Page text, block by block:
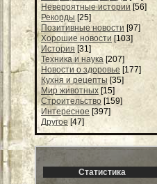
Невероятные истории [56]
Рекорды [25]
Позитивные новости [97]
Хорошие новости [103]
История [31]
Техника и наука [207]
Новости о здоровье [177]
Кухня и рецепты [35]
Мир животных [15]
Строительство [159]
Интересное [397]
Другое [47]
Статистика